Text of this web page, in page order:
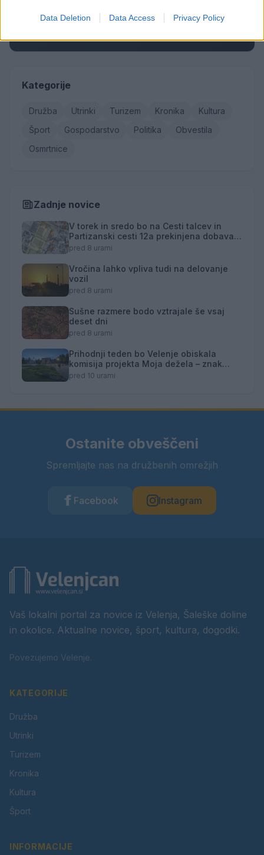
Data Deletion Data Access Privacy Policy
Kategorije
Družba Utrinki Turizem Kronika
Kultura
Šport
Gospodarstvo Politika
Obvestila
Osmrtnice
Zadnje novice
V torek in sredo bo na Cesti talcev in
Partizanski cesti 12a prekinjena dobava
toplotne energije
pred 8 urami
Vročina lahko vpliva tudi na delovanje
vozil
pred 8 urami
Sušne razmere bodo vztrajale še vsaj
deset dni
pred 8 urami
Prihodnji teden bo Velenje obiskala
komisija projekta Moja dežela – znak
gostoljubnosti
pred 10 urami
Ostanite obveščeni
Spremljajte nas na družbenih omrežjih
Facebook Instagram
Vaš lokalni portal za novice iz Velenja, Šaleške doline
in okolice. Aktualne novice, šport, kultura, dogodki.
Povezujemo Velenje.
KATEGORIJE
Družba
Utrinki
Turizem
Kronika
Kultura
Šport
INFORMACIJE